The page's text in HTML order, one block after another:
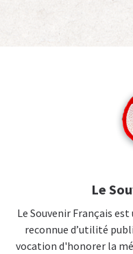
Le
Le Souvenir Français
reconnue d’utilité
vocation d'honorer la